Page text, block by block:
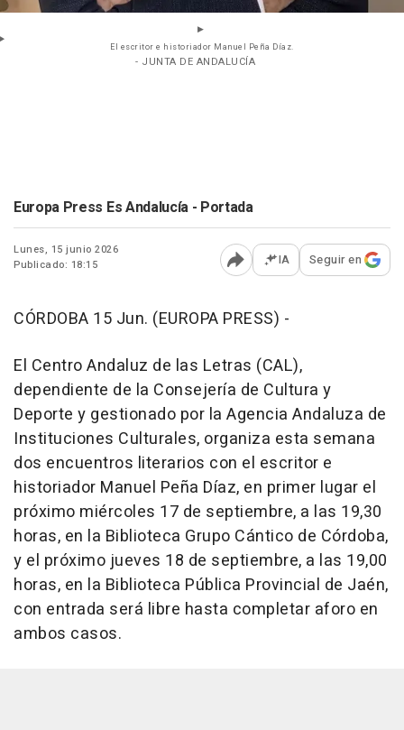
El escritor e historiador Manuel Peña Díaz.
- JUNTA DE ANDALUCÍA
Europa Press Es Andalucía - Portada
Lunes, 15 junio 2026
Publicado: 18:15
Abrir opciones para
IA Seguir en
CÓRDOBA 15 Jun. (EUROPA PRESS) -
El Centro Andaluz de las Letras (CAL),
dependiente de la Consejería de Cultura y
Deporte y gestionado por la Agencia Andaluza de
Instituciones Culturales, organiza esta semana
dos encuentros literarios con el escritor e
historiador Manuel Peña Díaz, en primer lugar el
próximo miércoles 17 de septiembre, a las 19,30
horas, en la Biblioteca Grupo Cántico de Córdoba,
y el próximo jueves 18 de septiembre, a las 19,00
horas, en la Biblioteca Pública Provincial de Jaén,
con entrada será libre hasta completar aforo en
ambos casos.